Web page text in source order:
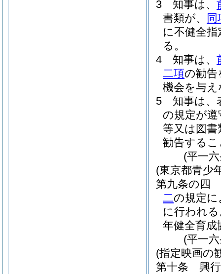
3
知事は、
書類が、
同
に不健全
る。
4
知事は、
二項の勧告
機会を与
5
知事は、
の規定が
等又は図
勧告する
(平一
(東京都青少
第九条の四
二の規定に
に行われ
年健全育
(平一
(指定映画の
第十条
興